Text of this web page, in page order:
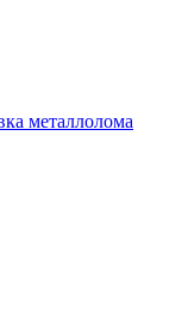
металлолома